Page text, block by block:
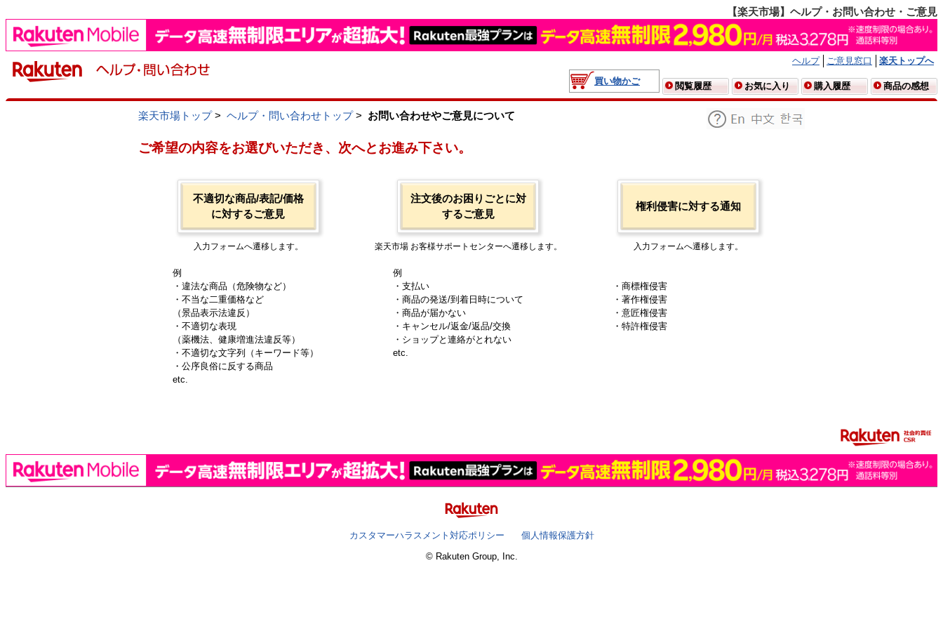
【楽天市場】ヘルプ・お問い合わせ・ご意見
ヘルプ ご意見窓口
楽天トップへ
買い物かご
閲覧履歴 お気に入り 購入履歴 商品の感想
楽天市場トップ> ヘルプ・問い合わせトップ> お問い合わせやご意見について
ご希望の内容をお選びいただき、次へとお進み下さい。
不適切な商品/表記/価格
に対するご意見
入力フォームへ遷移します。
例
・違法な商品（危険物など）
・不当な二重価格など
（景品表示法違反）
・不適切な表現
（薬機法、健康増進法違反等）
・不適切な文字列（キーワード等）
・公序良俗に反する商品
etc.
注文後のお困りごとに対
するご意見
楽天市場 お客様サポートセンターへ遷移します。
例
・支払い
・商品の発送/到着日時について
・商品が届かない
・キャンセル/返金/返品/交換
・ショップと連絡がとれない
etc.
権利侵害に対する通知
入力フォームへ遷移します。
・商標権侵害
・著作権侵害
・意匠権侵害
・特許権侵害
カスタマーハラスメント対応ポリシー
個人情報保護方針
© Rakuten Group, Inc.